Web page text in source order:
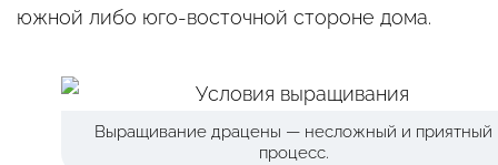
южной либо юго-восточной стороне дома.
Выращивание драцены — несложный и приятный
процесс.